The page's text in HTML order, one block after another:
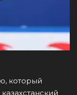
который